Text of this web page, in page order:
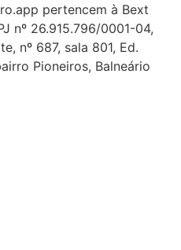
pertencem à Bext
nº 26.915.796/0001-04,
nº 687, sala 801, Ed.
Pioneiros, Balneário